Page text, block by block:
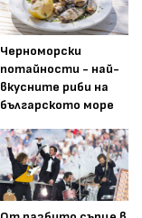
Черноморски
потайности - най-
вкусните риби на
българското море